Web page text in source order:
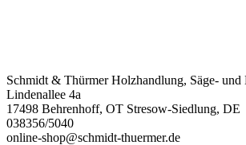
Schmidt & Thürmer Holzhandlung, Säge-
Lindenallee 4a
17498 Behrenhoff, OT Stresow-Siedlung, DE
038356/5040
online-shop@schmidt-thuermer.de